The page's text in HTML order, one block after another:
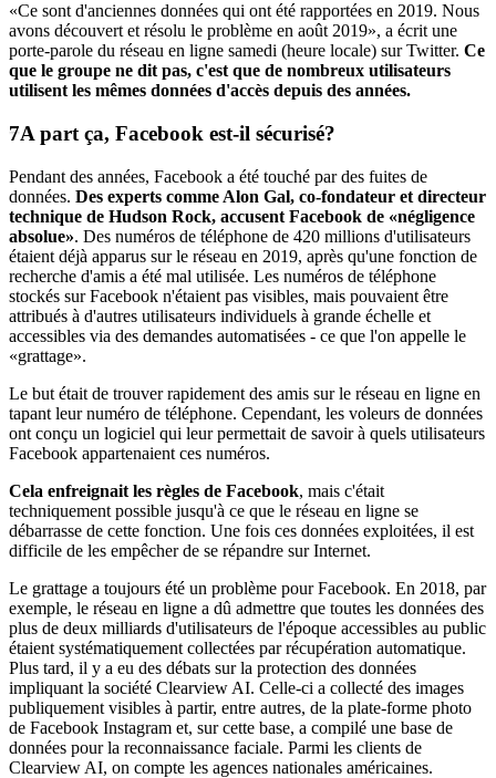
«Ce sont d'anciennes données qui ont été rapportées en 2019. Nous
avons découvert et résolu le problème en août 2019», a écrit une
porte-parole du réseau en ligne samedi (heure locale) sur Twitter. Ce
que le groupe ne dit pas, c'est que de nombreux utilisateurs
utilisent les mêmes données d'accès depuis des années.
A part ça, Facebook est-il sécurisé?
Pendant des années, Facebook a été touché par des fuites de
données. Des experts comme Alon Gal, co-fondateur et directeur
technique de Hudson Rock, accusent Facebook de «négligence
absolue». Des numéros de téléphone de 420 millions d'utilisateurs
étaient déjà apparus sur le réseau en 2019, après qu'une fonction de
recherche d'amis a été mal utilisée. Les numéros de téléphone
stockés sur Facebook n'étaient pas visibles, mais pouvaient être
attribués à d'autres utilisateurs individuels à grande échelle et
accessibles via des demandes automatisées - ce que l'on appelle le
«grattage».
Le but était de trouver rapidement des amis sur le réseau en ligne en
tapant leur numéro de téléphone. Cependant, les voleurs de données
ont conçu un logiciel qui leur permettait de savoir à quels utilisateurs
Facebook appartenaient ces numéros.
Cela enfreignait les règles de Facebook, mais c'était
techniquement possible jusqu'à ce que le réseau en ligne se
débarrasse de cette fonction. Une fois ces données exploitées, il est
difficile de les empêcher de se répandre sur Internet.
Le grattage a toujours été un problème pour Facebook. En 2018, par
exemple, le réseau en ligne a dû admettre que toutes les données des
plus de deux milliards d'utilisateurs de l'époque accessibles au public
étaient systématiquement collectées par récupération automatique.
Plus tard, il y a eu des débats sur la protection des données
impliquant la société Clearview AI. Celle-ci a collecté des images
publiquement visibles à partir, entre autres, de la plate-forme photo
de Facebook Instagram et, sur cette base, a compilé une base de
données pour la reconnaissance faciale. Parmi les clients de
Clearview AI, on compte les agences nationales américaines.